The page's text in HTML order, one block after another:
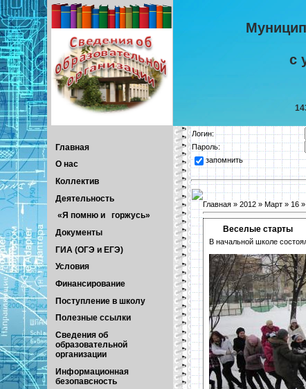
с
Главная
О нас
Коллектив
Деятельность
«Я помню и горжусь»
Документы
ГИА (ОГЭ и ЕГЭ)
Условия
Финансирование
Поступление в школу
Полезные ссылки
Сведения об
образовательной
организации
Информационная
безопавсность
Логин:
Пароль:
запомнить
Главная» 2012 » Март » 16»
Веселые старты
В начальной школе